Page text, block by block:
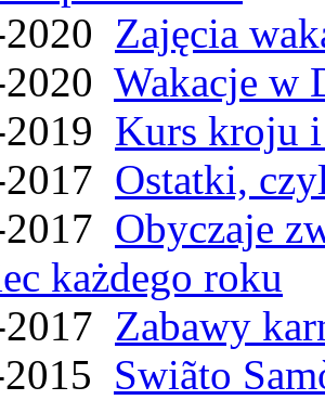
Zajęcia
Wakacje w
Kurs kroju i
Ostatki,
Obyczaje
każdego roku
Zabawy
Swiãto